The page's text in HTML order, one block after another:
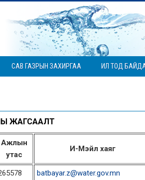
САВ ГАЗРЫН ЗАХИРГАА ИЛ ТОД
ЖАГСААЛТ
Ажлын
утас
И-Мэйл хаяг
batbayar.z@water.gov.mn